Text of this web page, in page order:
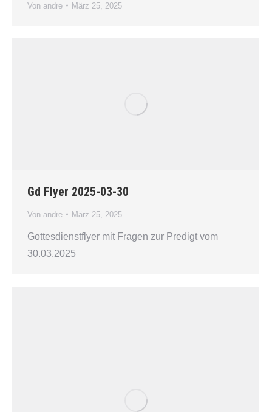
Von andre März 25, 2025
Gd Flyer 2025-03-30
Von andre März 25, 2025
Gottesdienstflyer mit Fragen zur Predigt vom
30.03.2025